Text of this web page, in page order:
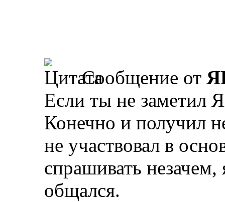
Сообщение от
Если ты не заметил
Конечно и получил
не участвовал в
спрашивать
общался.